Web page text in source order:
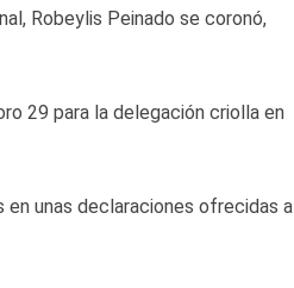
Robeylis Peinado se coronó,
29 para la delegación criolla en
en unas declaraciones ofrecidas a